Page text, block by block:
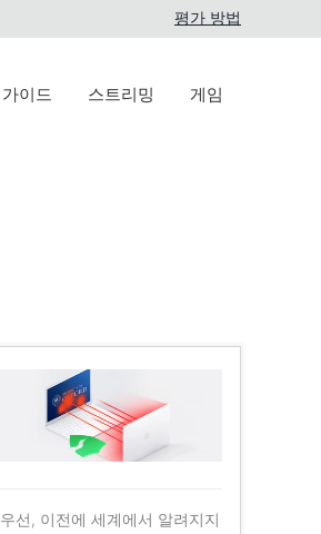
평가 방법
가이드 스트리밍 게임
선, 이전에 세계에서 알려지지